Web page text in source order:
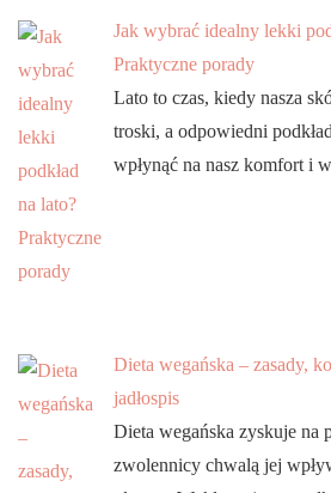
Jak wybrać idealny lekki
Praktyczne porady
Lato to czas, kiedy nasza
troski, a odpowiedni
wpłynąć na nasz komfort i
Dieta wegańska – zasady,
jadłospis
Dieta wegańska zyskuje na
zwolennicy chwalą jej